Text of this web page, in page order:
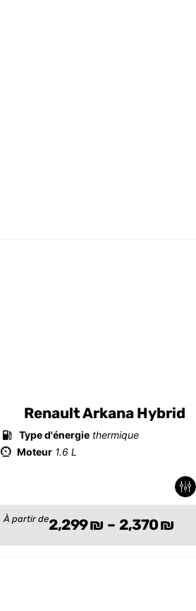
Renault Arkana Hybrid
Type d'énergie thermique
Moteur 1.6 L
À partir de2,299₪ – 2,370₪